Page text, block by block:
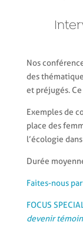
Nos
des
et préjugés.
Exemples de
place des
l’écologie
Durée
Faites-nous
FOCUS
devenir